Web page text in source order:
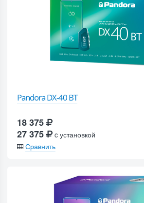
Pandora DX-40 BT
18 375
27 375
c установкой
Сравнить